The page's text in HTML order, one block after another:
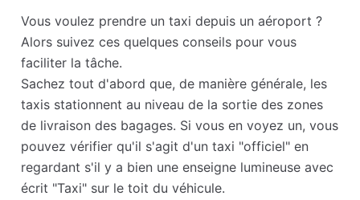
Vous voulez prendre un taxi depuis un aéroport ?
Alors suivez ces quelques conseils pour vous
faciliter la tâche.
Sachez tout d'abord que, de manière générale, les
taxis stationnent au niveau de la sortie des zones
de livraison des bagages. Si vous en voyez un, vous
pouvez vérifier qu'il s'agit d'un taxi "officiel" en
regardant s'il y a bien une enseigne lumineuse avec
écrit "Taxi" sur le toit du véhicule.